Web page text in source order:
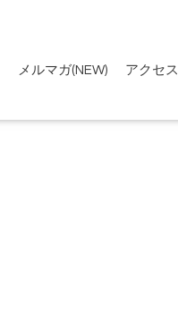
メルマガ(NEW)
アクセス